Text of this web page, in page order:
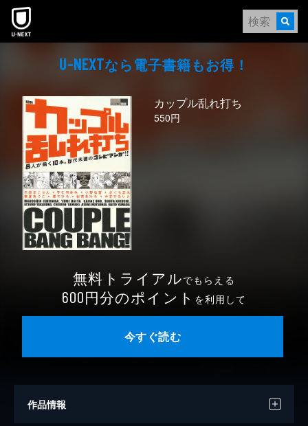
本文へスキップ
U-NEXTなら電⼦書籍もお得！
カップル乱れ打ち
550円
無料トライアルでもらえる
600円分のポイント を利用して
今すぐ読む
作品情報